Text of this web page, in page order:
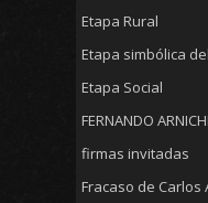
Etapa Rural
Etapa simbólica
Etapa Social
FERNANDO
firmas invitadas
Fracaso de Carlos